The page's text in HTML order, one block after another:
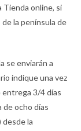
Tienda online, si
la península de
se enviarán a
indique una vez
entrega 3/4 días
de ocho días
desde la